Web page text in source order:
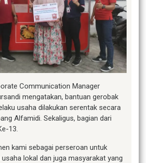
Communication Manager
mengatakan, bantuan gerobak
usaha dilakukan serentak secara
Alfamidi. Sekaligus, bagian dari
13.
kami sebagai perseroan untuk
lokal dan juga masyarakat yang